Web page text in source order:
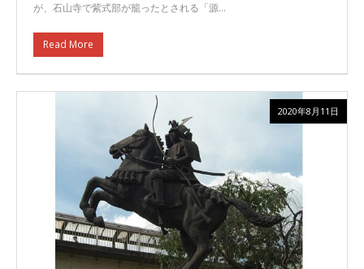
が、石山寺で紫式部が籠ったとされる「源…
Read More
2020年8月11日